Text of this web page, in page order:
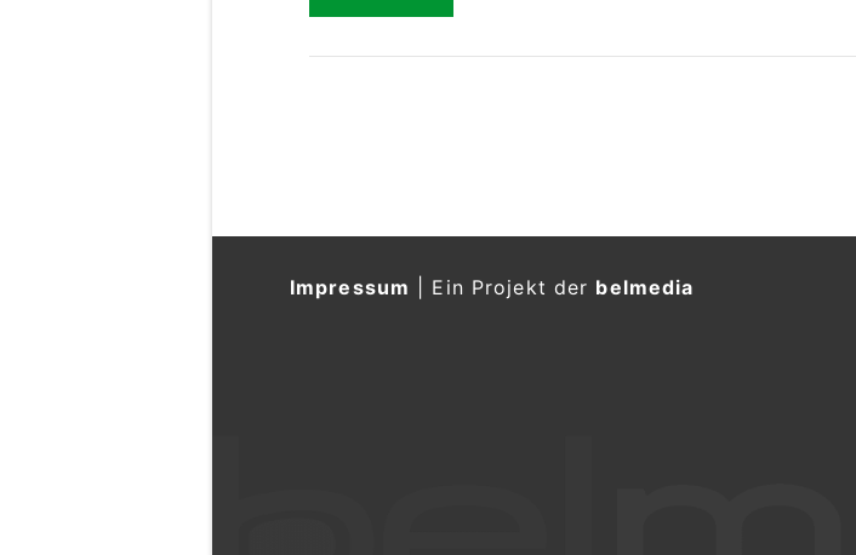
Impressum Ein Projekt der belmedia